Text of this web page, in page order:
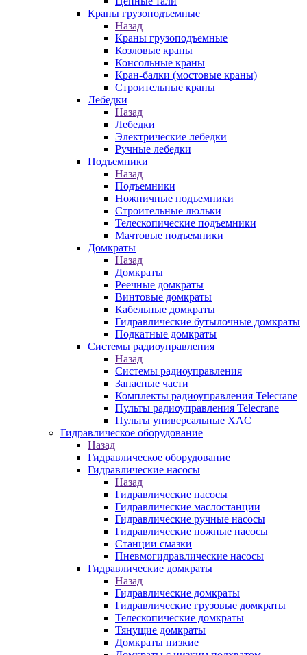
Краны грузоподъемные
Назад
Краны грузоподъемные
Козловые краны
Консольные краны
Кран-балки (мостовые краны)
Строительные краны
Лебедки
Назад
Лебедки
Электрические лебедки
Ручные лебедки
Подъемники
Назад
Подъемники
Ножничные подъемники
Строительные люльки
Телескопические подъемники
Мачтовые подъемники
Домкраты
Назад
Домкраты
Реечные домкраты
Винтовые домкраты
Кабельные домкраты
Гидравлические бутылочные домкраты
Подкатные домкраты
Системы радиоуправления
Назад
Системы радиоуправления
Запасные части
Комплекты радиоуправления Telecrane
Пульты радиоуправления Telecrane
Пульты универсальные XAC
Гидравлическое оборудование
Назад
Гидравлическое оборудование
Гидравлические насосы
Назад
Гидравлические насосы
Гидравлические маслостанции
Гидравлические ручные насосы
Гидравлические ножные насосы
Станции смазки
Пневмогидравлические насосы
Гидравлические домкраты
Назад
Гидравлические домкраты
Гидравлические грузовые домкраты
Телескопические домкраты
Тянущие домкраты
Домкраты низкие